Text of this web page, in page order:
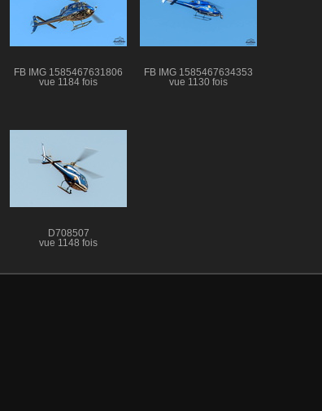
FB IMG 1585467631806
vue 1184 fois
FB IMG 1585467634353
vue 1130 fois
D708507
vue 1148 fois